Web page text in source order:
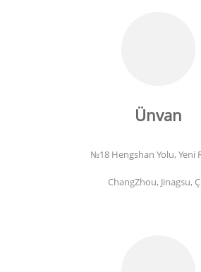
Ünvan
№18 Hengshan Yolu, Yeni
ChangZhou, Jinagsu,